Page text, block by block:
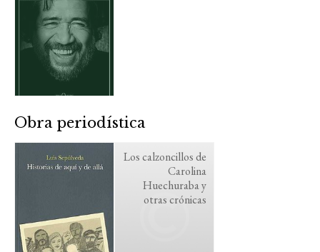
Obra periodística
Los calzoncillos de
Carolina
Huechuraba y
otras crónicas